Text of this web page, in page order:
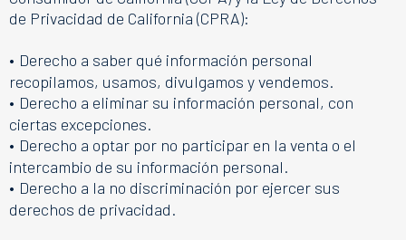
de Privacidad de California (CPRA):
• Derecho a saber qué información personal
recopilamos, usamos, divulgamos y vendemos.
• Derecho a eliminar su información personal, con
ciertas excepciones.
• Derecho a optar por no participar en la venta o el
intercambio de su información personal.
• Derecho a la no discriminación por ejercer sus
derechos de privacidad.